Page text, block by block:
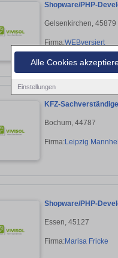
Alle Cookies
Einstellungen
Shopware/PHP-
Gelsenkirchen, 45879
Firma:WEBversiert
KFZ-
Bochum, 44787
Firma:Leipzig
Shopware/PHP-
Essen, 45127
Firma:Marisa Fricke